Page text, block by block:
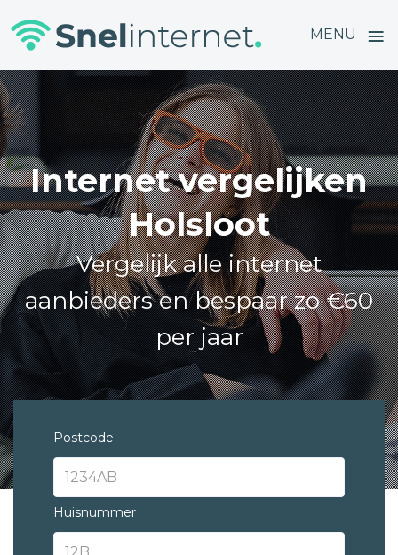
MENU ≡
Skip
to
content
Internet vergelijken
Holsloot
Vergelijk alle internet
aanbieders en bespaar zo €60
per jaar
Postcode
Huisnummer